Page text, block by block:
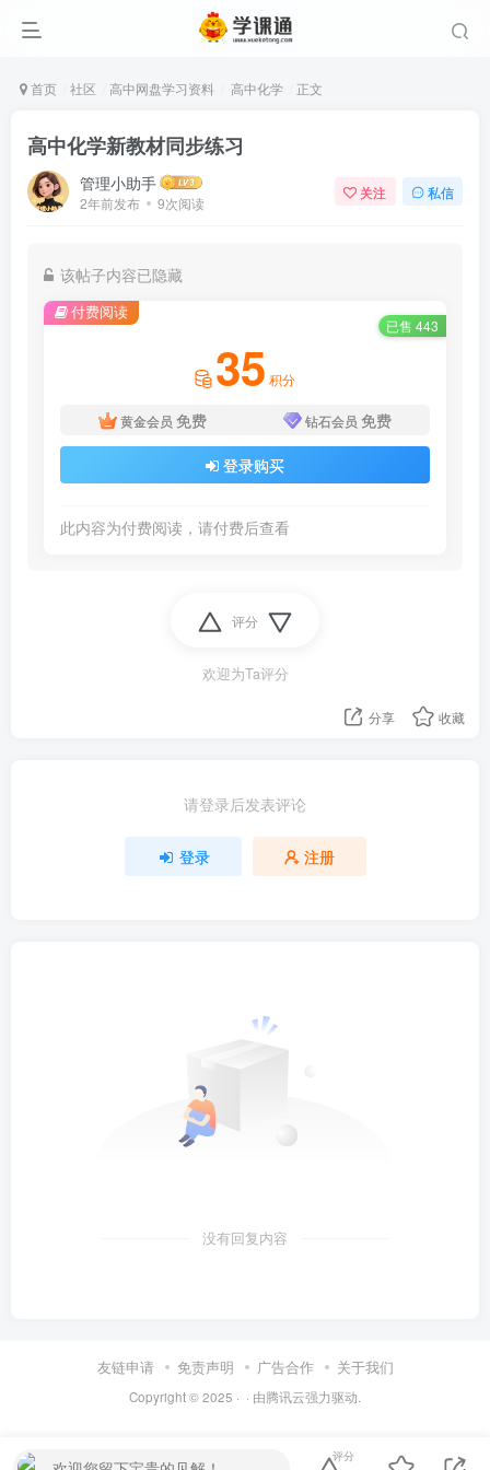
首页 社区 高中网盘学习资料 高中化学 正文
高中化学新教材同步练习
管理小助手
2年前发布 9次阅读
关注 私信
该帖子内容已隐藏
付费阅读
已售 443
35 积分
黄金会员 免费 钻石会员 免费
登录购买
此内容为付费阅读，请付费后查看
评分
欢迎为Ta评分
分享 收藏
请登录后发表评论
登录 注册
没有回复内容
友链申请 免责声明 广告合作 关于我们
Copyright © 2025 · · 由腾讯云强力驱动.
评分